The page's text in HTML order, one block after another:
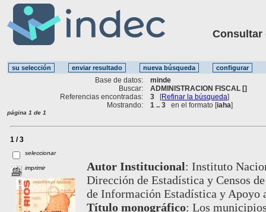
Consultar
Base de datos:
minde
Buscar:
ADMINISTRACION FISCAL []
Referencias encontradas:
3 [Refinar la búsqueda]
Mostrando:
1 .. 3 en el formato [iaha]
página 1 de 1
1 / 3
seleccionar
imprimir Autor Institucional: Instituto
Dirección de Estadística y Censos
de Información Estadística y
Título monográfico: Los